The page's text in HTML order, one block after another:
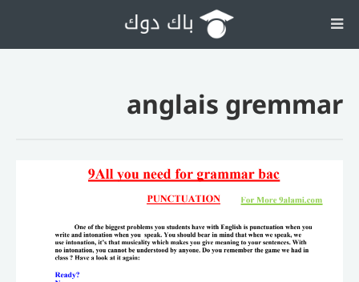
anglais gremmar